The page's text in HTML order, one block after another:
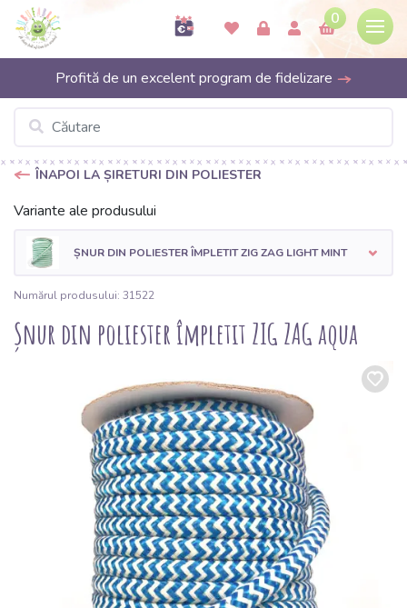
0
Profită de un excelent program de fidelizare
ÎNAPOI LA ȘIRETURI DIN POLIESTER
Variante ale produsului
ȘNUR DIN POLIESTER ÎMPLETIT ZIG ZAG LIGHT MINT
Numărul produsului: 31522
Șnur din poliester împletit ZIG ZAG aqua